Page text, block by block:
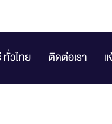
วไทย ติดต่อเรา